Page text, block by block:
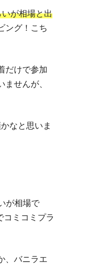
が相場と出
ング！こち
だけで参加
せんが、
なと思いま
が相場で
ミコミプラ
、バニラエ